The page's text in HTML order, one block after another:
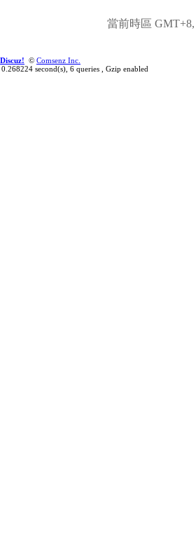
當前時區 GMT+8,
Discuz! © Comsenz Inc.
0.268224 second(s), 6 queries , Gzip enabled